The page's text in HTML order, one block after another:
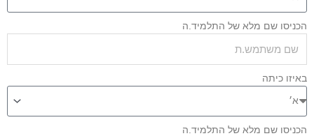
שם מלא של התלמיד.ה
כיתה
שם מלא של התלמיד.ה